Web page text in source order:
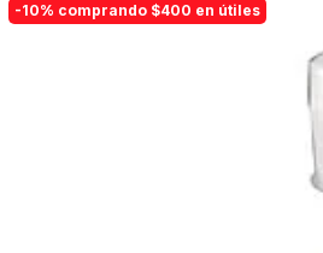
-10% comprando $400 en útiles
7.
escolar